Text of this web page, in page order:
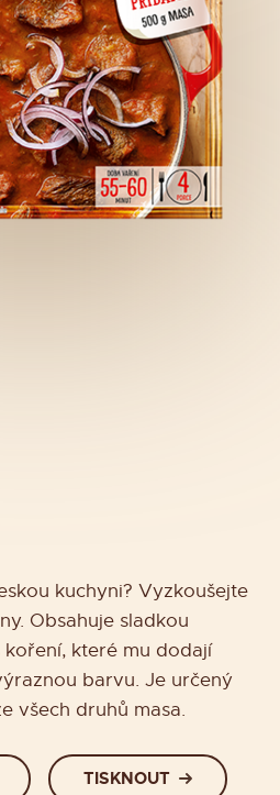
kuchyni? Vyzkoušejte
Obsahuje sladkou
koření, které mu dodají
barvu. Je určený
všech druhů masa.
TISKNOUT